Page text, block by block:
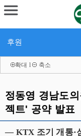
후원
확대 l 축소
정동영 경남도
젝트' 공약 발표
— KTX 조기 개통·